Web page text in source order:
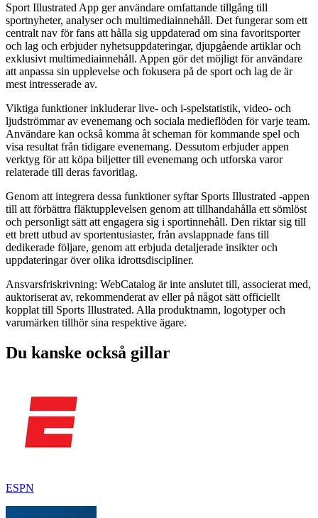
Sport Illustrated App ger användare omfattande tillgång till
sportnyheter, analyser och multimediainnehåll. Det fungerar som ett
centralt nav för fans att hålla sig uppdaterad om sina favoritsporter
och lag och erbjuder nyhetsuppdateringar, djupgående artiklar och
exklusivt multimediainnehåll. Appen gör det möjligt för användare
att anpassa sin upplevelse och fokusera på de sport och lag de är
mest intresserade av.
Viktiga funktioner inkluderar live- och i-spelstatistik, video- och
ljudströmmar av evenemang och sociala medieflöden för varje team.
Användare kan också komma åt scheman för kommande spel och
visa resultat från tidigare evenemang. Dessutom erbjuder appen
verktyg för att köpa biljetter till evenemang och utforska varor
relaterade till deras favoritlag.
Genom att integrera dessa funktioner syftar Sports Illustrated -appen
till att förbättra fläktupplevelsen genom att tillhandahålla ett sömlöst
och personligt sätt att engagera sig i sportinnehåll. Den riktar sig till
ett brett utbud av sportentusiaster, från avslappnade fans till
dedikerade följare, genom att erbjuda detaljerade insikter och
uppdateringar över olika idrottsdiscipliner.
Ansvarsfriskrivning: WebCatalog är inte anslutet till, associerat med,
auktoriserat av, rekommenderat av eller på något sätt officiellt
kopplat till Sports Illustrated. Alla produktnamn, logotyper och
varumärken tillhör sina respektive ägare.
Du kanske också gillar
ESPN